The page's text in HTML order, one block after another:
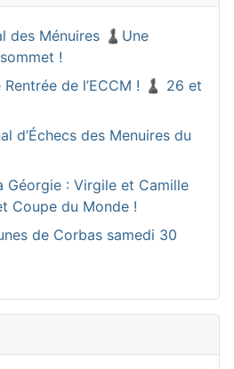
des Ménuires ♟️Une
!
de l’ECCM ! ♟️ 26 et
d’Échecs des Menuires du
Géorgie : Virgile et Camille
Coupe du Monde !
de Corbas samedi 30